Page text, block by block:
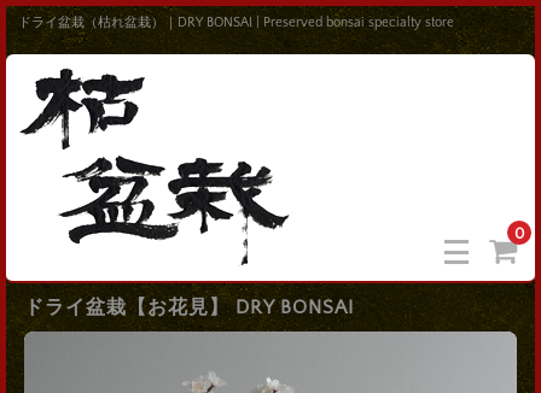
ドライ盆栽（枯れ盆栽）｜DRY BONSAI | Preserved bonsai specialty store
0
ドライ盆栽【お花見】 DRY BONSAI